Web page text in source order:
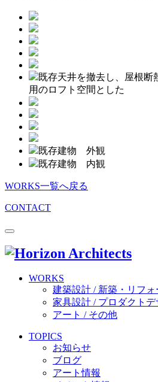
既存天井を撤去し、屋根断
用のロフト空間とした
既存建物 外観
既存建物 内観
WORKS一覧へ戻る
CONTACT
WORKS
建築設計 / 新築・リフォ
家具設計 / プロダクトデ
アート / その他
TOPICS
お知らせ
ブログ
アート情報